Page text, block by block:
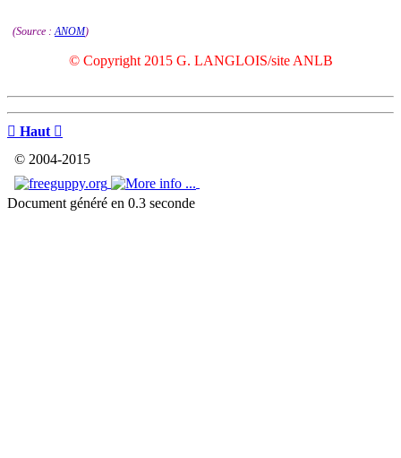
(Source :ANOM)
© Copyright 2015 G. LANGLOIS/site ANLB
 Haut 
© 2004-2015
Document généré en 0.3 seconde